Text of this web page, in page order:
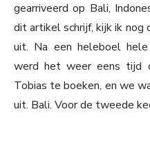
gearriveerd op Bali,
dit artikel schrijf, kijk ik nog
uit. Na een heleboel
werd het weer eens tijd
Tobias te boeken, en we
uit. Bali. Voor de tweede